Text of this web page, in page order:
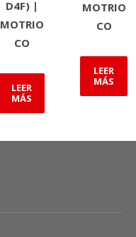
D4F) |
MOTRIO
CO
LEER
MÁS
MOTRIO
CO
LEER
MÁS